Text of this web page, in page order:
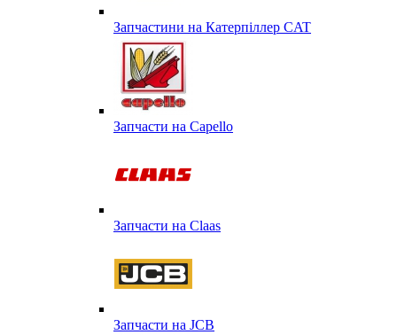
Запчастини на Катерпіллер CAT
Запчасти на Capello
Запчасти на Сlaas
Запчасти на JCB